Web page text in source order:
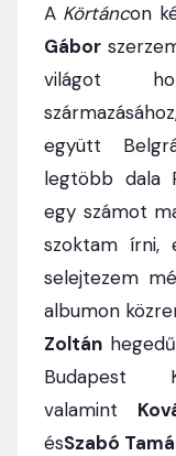
A Körtáncon
Gábor
világot
együtt
legtöbb dala
egy számot
szoktam írni,
selejtezem
albumon
Zoltán
Budapest
valamint
ésSzabó